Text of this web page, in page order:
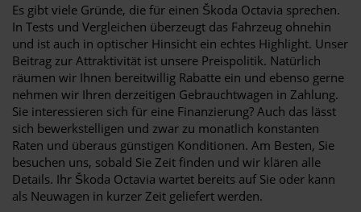
Es gibt viele Gründe, die für einen Škoda Octavia sprechen.
In Tests und Vergleichen überzeugt das Fahrzeug ohnehin
und ist auch in optischer Hinsicht ein echtes Highlight. Unser
Beitrag zur Attraktivität ist unsere Preispolitik. Natürlich
räumen wir Ihnen bereitwillig Rabatte ein und ebenso gerne
nehmen wir Ihren derzeitigen Gebrauchtwagen in Zahlung.
Sie interessieren sich für eine Finanzierung? Auch das lässt
sich bewerkstelligen und zwar zu monatlich konstanten
Raten und überaus günstigen Konditionen. Am Besten, Sie
besuchen uns, sobald Sie Zeit finden und wir klären alle
Details. Ihr Škoda Octavia wartet bereits auf Sie oder kann
als Neuwagen in kurzer Zeit geliefert werden.